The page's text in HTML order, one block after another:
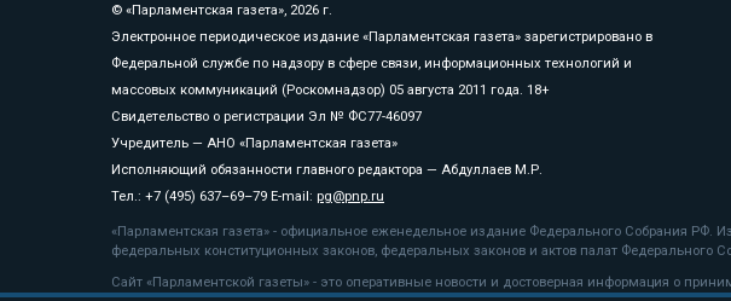
© «Парламентская газета», 2026 г.
Электронное периодическое издание «Парламентская газета» зарегистрировано в
Федеральной службе по надзору в сфере связи, информационных технологий и
массовых коммуникаций (Роскомнадзор) 05 августа 2011 года. 18+
Свидетельство о регистрации Эл № ФС77-46097
Учредитель — АНО «Парламентская газета»
Исполняющий обязанности главного редактора — Абдуллаев М.Р.
Тел.: +7 (495) 637–69–79 E-mail: pg@pnp.ru
«Парламентская газета» - официальное еженедельное издание Федерального Собрания РФ.
федеральных конституционных законов, федеральных законов и актов палат Федерального
Сайт «Парламентской газеты» - это оперативные новости и достоверная информация о